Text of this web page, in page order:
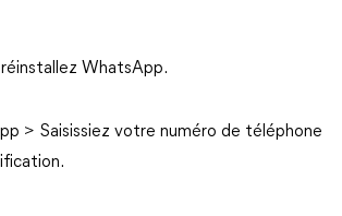
WhatsApp.
> Saisissiez votre numéro de téléphone